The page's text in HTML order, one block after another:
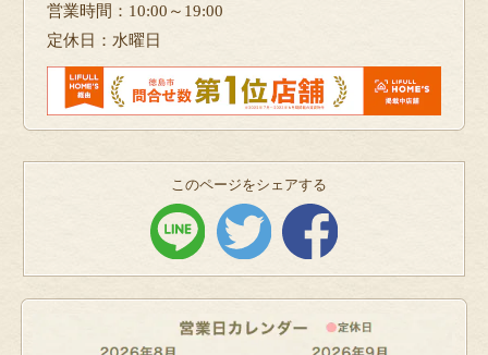
営業時間：10:00～19:00
定休日：水曜日
このページをシェアする